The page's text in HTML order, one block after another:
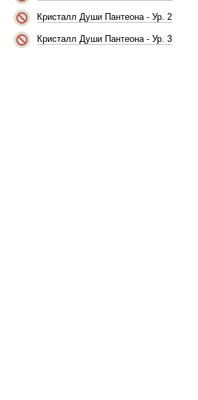
Кристалл Души Пантеона - Ур. 2
Кристалл Души Пантеона - Ур. 3